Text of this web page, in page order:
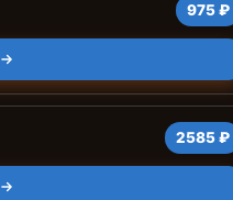
975 ₽
2585 ₽